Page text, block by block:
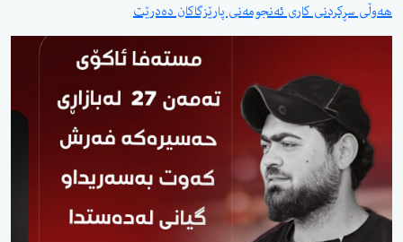
هەوڵی سڕکردنی کاری ئەنجومەنی پارێزگاکان دەدرێت